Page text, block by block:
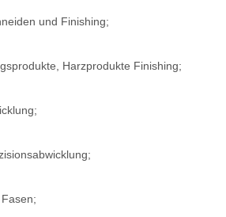
und Finishing;
Harzprodukte Finishing;